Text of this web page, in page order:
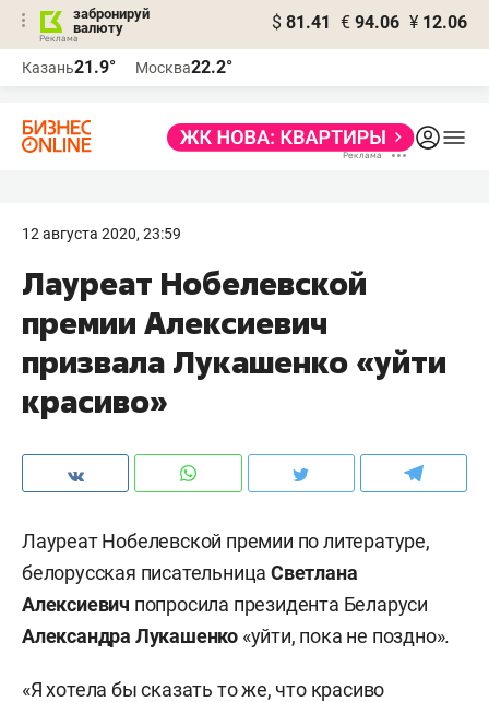
забронируй
валюту
$ 81.41 € 94.06 ¥ 12.06
Казань21.9° Москва22.2°
12 августа 2020, 23:59
Лауреат Нобелевской
премии Алексиевич
призвала Лукашенко «уйти
красиво»
Лауреат Нобелевской премии по литературе,
белорусская писательницаСветлана
Алексиевич попросила президента Беларуси
Александра Лукашенко «уйти, пока не поздно».
«Я хотела бы сказать то же, что красиво